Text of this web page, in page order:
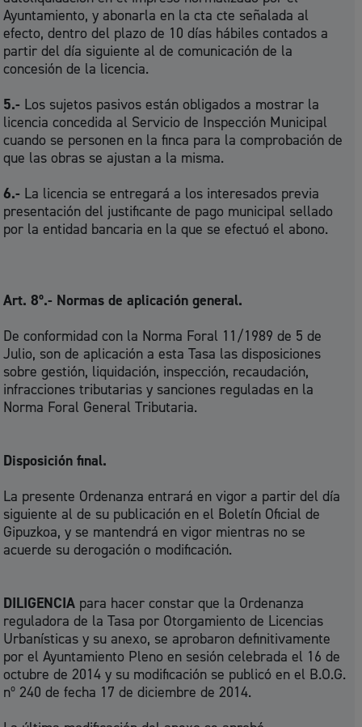
Ayuntamiento, y abonarla en la cta cte señalada al
efecto, dentro del plazo de 10 días hábiles contados a
partir del día siguiente al de comunicación de la
concesión de la licencia.
5.- Los sujetos pasivos están obligados a mostrar la
licencia concedida al Servicio de Inspección Municipal
cuando se personen en la finca para la comprobación de
que las obras se ajustan a la misma.
6.- La licencia se entregará a los interesados previa
presentación del justificante de pago municipal sellado
por la entidad bancaria en la que se efectuó el abono.
Art. 8º.- Normas de aplicación general.
De conformidad con la Norma Foral 11/1989 de 5 de
Julio, son de aplicación a esta Tasa las disposiciones
sobre gestión, liquidación, inspección, recaudación,
infracciones tributarias y sanciones reguladas en la
Norma Foral General Tributaria.
Disposición final.
La presente Ordenanza entrará en vigor a partir del día
siguiente al de su publicación en el Boletín Oficial de
Gipuzkoa, y se mantendrá en vigor mientras no se
acuerde su derogación o modificación.
DILIGENCIA para hacer constar que la Ordenanza
reguladora de la Tasa por Otorgamiento de Licencias
Urbanísticas y su anexo, se aprobaron definitivamente
por el Ayuntamiento Pleno en sesión celebrada el 16 de
octubre de 2014 y su modificación se publicó en el B.O.G.
nº 240 de fecha 17 de diciembre de 2014.